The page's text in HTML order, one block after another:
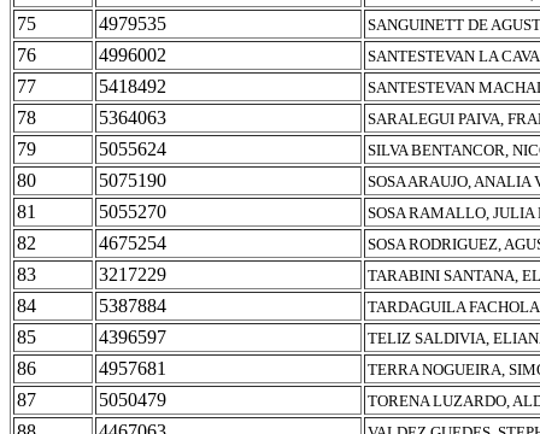
75 4979535 SANGUINETT DE
76 4996002 SANTESTEVAN LA
77 5418492 SANTESTEVAN
78 5364063 SARALEGUI PAIVA,
79 5055624 SILVA BENTANCOR,
80 5075190 SOSA ARAUJO, ANALIA
81 5055270 SOSA RAMALLO,
82 4675254 SOSA RODRIGUEZ,
83 3217229 TARABINI SANTANA,
84 5387884 TARDAGUILA
85 4396597 TELIZ SALDIVIA,
86 4957681 TERRA NOGUEIRA,
87 5050479 TORENA LUZARDO,